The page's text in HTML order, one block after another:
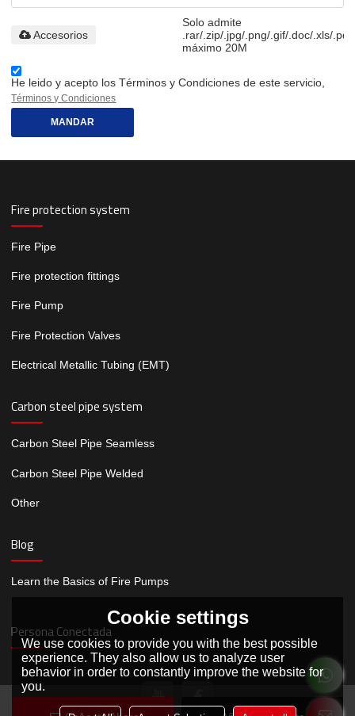
Solo admite
.rar/.zip/.jpg/.png/.gif/.doc/.xls/.pdf,
máximo 20M
Accesorios
He leido y acepto los Términos y Condiciones de este servicio,
Términos y Condiciones
MANDAR
Fire protection system
Fire Pipe
Fire protection fittings
Fire Pump
Fire Protection Valves
Electrical Metallic Tubing (EMT)
Carbon steel pipe system
Carbon Steel Pipe Seamless
Carbon Steel Pipe Welded
Other
Blog
Learn the Basics of Fire Pumps
Persona Conectada
Cookie settings
We use cookies to provide you with the best possible
experience. They also allow us to analyze user
behavior in order to constantly improve the website for
you.